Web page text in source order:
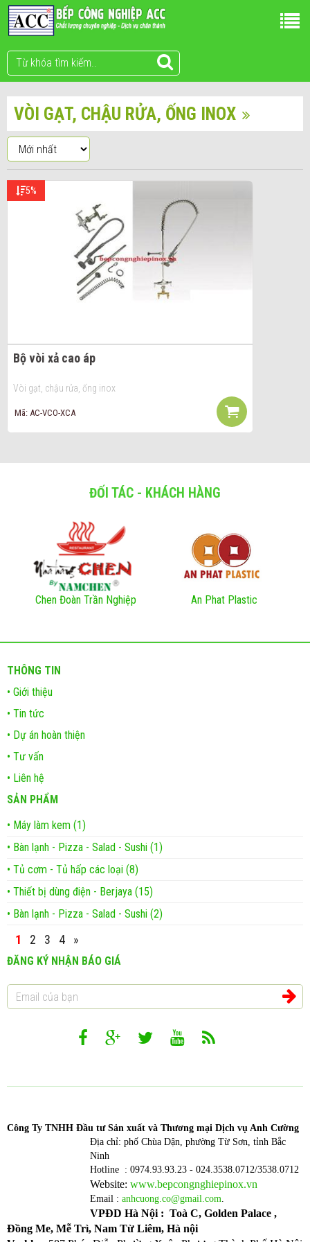
VÒI GẠT, CHẬU RỬA, ỐNG INOX
5%
Bộ vòi xả cao áp
Vòi gạt, chậu rửa, ống inox
Mã: AC-VCO-XCA
ĐỐI TÁC - KHÁCH HÀNG
Chen Đoàn Trần Nghiệp An Phat Plastic
THÔNG TIN
• Giới thiệu
• Tin tức
• Dự án hoàn thiện
• Tư vấn
• Liên hệ
SẢN PHẨM
• Máy làm kem (1)
• Bàn lạnh - Pizza - Salad - Sushi (1)
• Tủ cơm - Tủ hấp các loại (8)
• Thiết bị dùng điện - Berjaya (15)
• Bàn lạnh - Pizza - Salad - Sushi (2)
1 2 3 4 »
ĐĂNG KÝ NHẬN BÁO GIÁ
Công Ty TNHH Đầu tư Sản xuất và Thương mại Dịch vụ Anh Cường
Địa chỉ: phố Chùa Dận, phường Từ Sơn, tỉnh Bắc
Ninh
Hotline : 0974.93.93.23 - 024.3538.0712/3538.0712
Website: www.bepcongnghiepinox.vn
Email : anhcuong.co@gmail.com.
VPĐD Hà Nội : Toà C, Golden Palace ,
Đồng Me, Mễ Trì, Nam Từ Liêm, Hà nội